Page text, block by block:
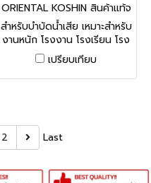
ORIENTAL KOSHIN สินค้าแท้จ
ากโรงงานผู้ผลิต KTZ-100X
สำหรับบำบัดน้ำเสีย เหมาะสำหรับ
งานหนัก โรงงาน โรงเรียน โรง
พยาบาล โรงนา อุปกรณ์
การเกษตร ฯลฯ สะดวกต่อการ
เคลื่อนย้ายตามจุดต่างๆ
เปรียบเทียบ
2 Last